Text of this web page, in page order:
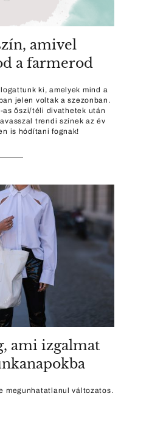
amivel
a farmerod
ki, amelyek mind a
jelen voltak a szezonban.
as őszi/téli divathetek után
trendi színek az év
is hódítani fognak!
ami izgalmat
megunhatatlanul változatos.